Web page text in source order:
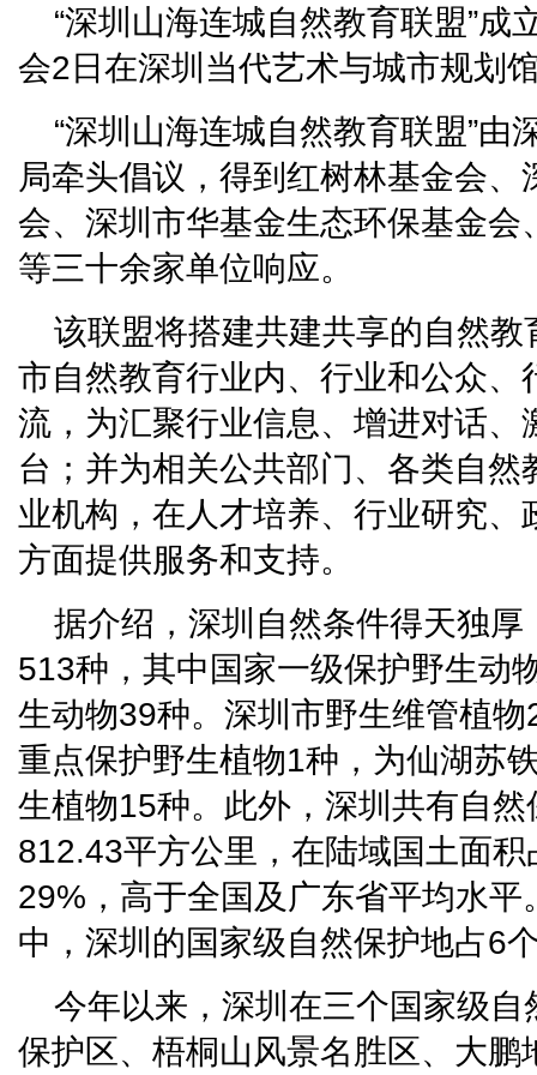
“深圳山海连城自然教育联盟”成
会2日在深圳当代艺术与城市规划
“深圳山海连城自然教育联盟”由
局牵头倡议，得到红树林基金会
会、深圳市华基金生态环保基金会
等三十余家单位响应。
该联盟将搭建共建共享的自然
市自然教育行业内、行业和公众、
流，为汇聚行业信息、增进对话、
台；并为相关公共部门、各类自然
业机构，在人才培养、行业研究、
方面提供服务和支持。
据介绍，深圳自然条件得天独
513种，其中国家一级保护野生动
生动物39种。深圳市野生维管植物
重点保护野生植物1种，为仙湖苏
生植物15种。此外，深圳共有自
812.43平方公里，在陆域国土面
29%，高于全国及广东省平均水
中，深圳的国家级自然保护地占6
今年以来，深圳在三个国家级
保护区、梧桐山风景名胜区、大鹏